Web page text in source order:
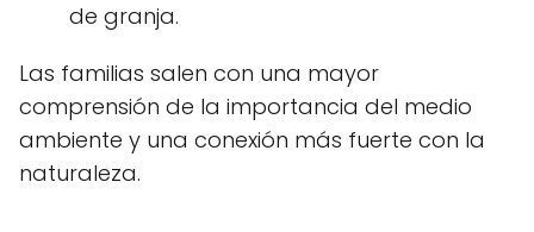
de granja.
Las familias salen con una mayor
comprensión de la importancia del medio
ambiente y una conexión más fuerte con la
naturaleza.